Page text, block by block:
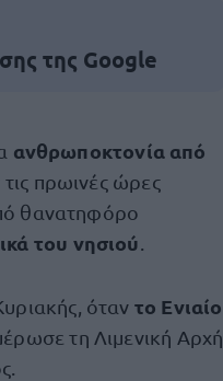
της Google
ανθρωποκτονία από
πρωινές ώρες
θανατηφόρο
του νησιού
όταν το Ενιαίο
τη Λιμενική Αρχή